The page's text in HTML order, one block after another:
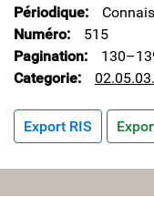
Périodique
Numéro
515
Pagination
Categorie
Export RIS